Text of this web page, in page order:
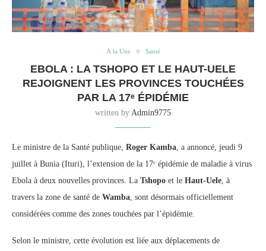
À la Une Santé
EBOLA : LA TSHOPO ET LE HAUT-UELE
REJOIGNENT LES PROVINCES TOUCHÉES
PAR LA 17ᵉ ÉPIDÉMIE
written by Admin9775
Le ministre de la Santé publique, Roger Kamba, a annoncé, jeudi 9
juillet à Bunia (Ituri), l’extension de la 17ᵉ épidémie de maladie à virus
Ebola à deux nouvelles provinces. La Tshopo et le Haut-Uele, à
travers la zone de santé de Wamba, sont désormais officiellement
considérées comme des zones touchées par l’épidémie.
Selon le ministre, cette évolution est liée aux déplacements de